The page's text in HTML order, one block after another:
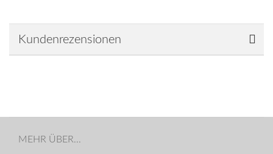
Kundenrezensionen
MEHR ÜBER...